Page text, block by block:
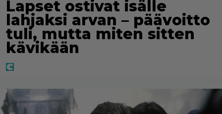
Lapset ostivat isälle
lahjaksi arvan – päävoitto
tuli, mutta miten sitten
kävikään